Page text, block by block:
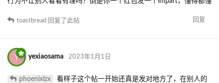
回复
toastbread 回复了此帖
Y yexiaosama 2023年1月1日
phoenixlzx
看样子这个帖一开始还真是发对地方了，在别人的